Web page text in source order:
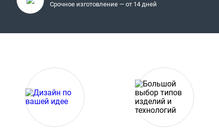
Срочное изготовление — от 14 дней